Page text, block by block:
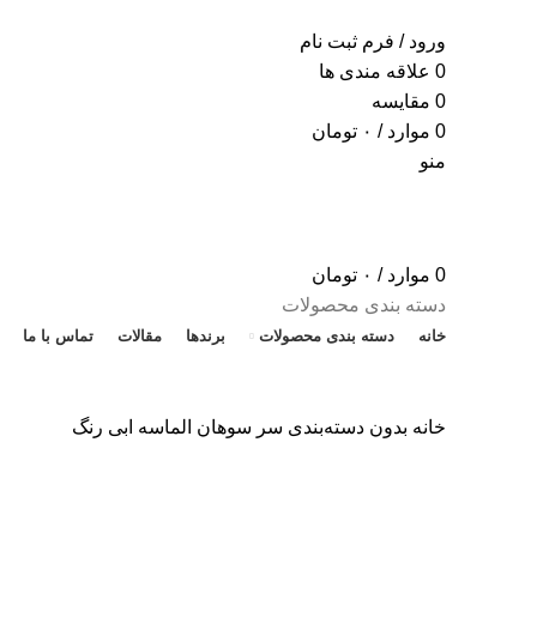
ورود / فرم ثبت نام
0 علاقه مندی ها
0 مقایسه
0 موارد / ۰ تومان
منو
0 موارد / ۰ تومان
دسته بندی محصولات
خانه دسته بندی محصولات برندها مقالات تماس با ما
خانه بدون دسته‌بندی سر سوهان الماسه ابی رنگ